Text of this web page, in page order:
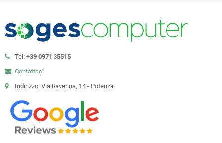
Tel: +39 0971 35515
Contattaci
Indirizzo: Via Ravenna, 14 - Potenza